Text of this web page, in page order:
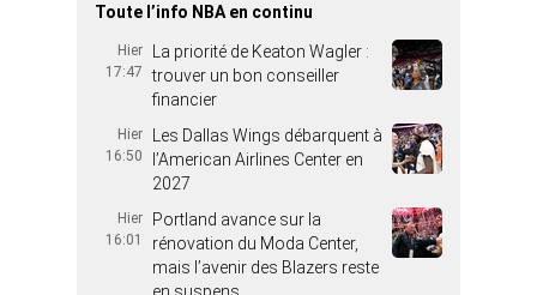
Toute l’info NBA en continu
Hier
17:47
La priorité de Keaton Wagler :
trouver un bon conseiller
financier
Hier
16:50
Les Dallas Wings débarquent à
l’American Airlines Center en
2027
Hier
16:01
Portland avance sur la
rénovation du Moda Center,
mais l’avenir des Blazers reste